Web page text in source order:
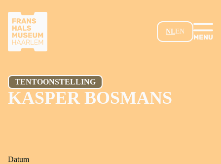
GA NAAR HOOFDINHOUD
NLEN
TENTOONSTELLING
KASPER BOSMANS
Datum